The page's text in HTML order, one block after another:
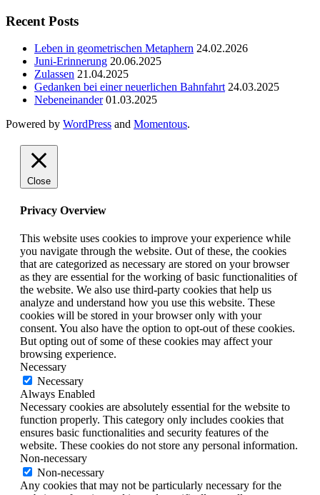
Recent Posts
Leben in geometrischen Metaphern 24.02.2026
Juni-Erinnerung 20.06.2025
Zulassen 21.04.2025
Gedanken bei einer neuerlichen Bahnfahrt 24.03.2025
Nebeneinander 01.03.2025
Powered by WordPress and Momentous.
Close
Privacy Overview
This website uses cookies to improve your experience while
you navigate through the website. Out of these, the cookies
that are categorized as necessary are stored on your browser
as they are essential for the working of basic functionalities of
the website. We also use third-party cookies that help us
analyze and understand how you use this website. These
cookies will be stored in your browser only with your
consent. You also have the option to opt-out of these cookies.
But opting out of some of these cookies may affect your
browsing experience.
Necessary
Necessary
Always Enabled
Necessary cookies are absolutely essential for the website to
function properly. This category only includes cookies that
ensures basic functionalities and security features of the
website. These cookies do not store any personal information.
Non-necessary
Non-necessary
Any cookies that may not be particularly necessary for the